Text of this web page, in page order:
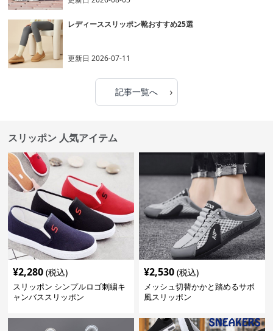
レディーススリッポン靴おすすめ25選
更新日2026-07-11
記事一覧へ ›
スリッポン 人気アイテム
¥2,280 (税込)
スリッポン シンプルロゴ刺繍キ
ャンバススリッポン
¥2,530 (税込)
メッシュ切替かかと踏めるサボ
風スリッポン